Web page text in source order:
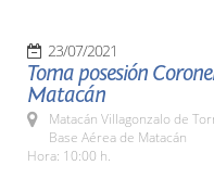
23/07/2021
Toma posesión
Matacán
Matacán Villagonzalo de
Base Aérea de Matacán
Hora: 10:00 h.